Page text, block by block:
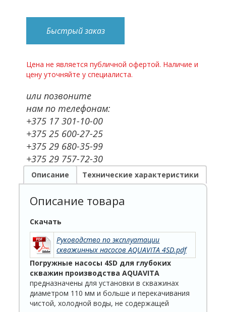
Быстрый заказ
Цена не является публичной офертой. Наличие и
цену уточняйте у специалиста.
или позвоните
нам по телефонам:
+375 17 301-10-00
+375 25 600-27-25
+375 29 680-35-99
+375 29 757-72-30
Описание Технические характеристики
Описание товара
Скачать
Руководство по эксплуатации
скважинных насосов AQUAVITA 4SD.pdf
Погружные насосы 4SD для глубоких
скважин производства AQUAVITA
предназначены для установки в скважинах
диаметром 110 мм и больше и перекачивания
чистой, холодной воды, не содержащей